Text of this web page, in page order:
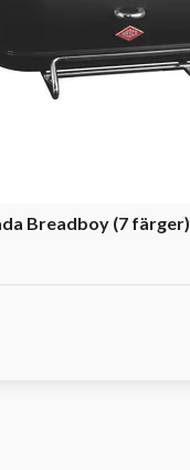
Breadboy (7 färger)